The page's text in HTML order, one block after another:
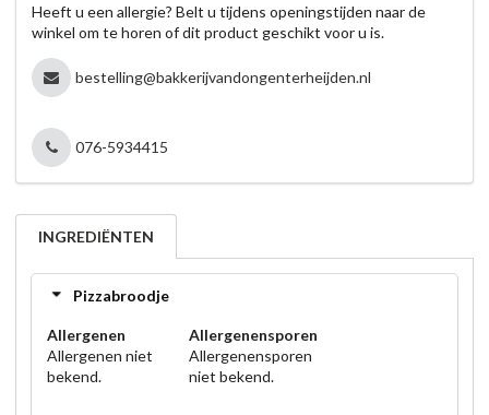
Heeft u een allergie? Belt u tijdens openingstijden naar de
winkel om te horen of dit product geschikt voor u is.
bestelling@bakkerijvandongenterheijden.nl
076-5934415
INGREDIËNTEN
Pizzabroodje
Allergenen
Allergenen niet
bekend.
Allergenensporen
Allergenensporen
niet bekend.